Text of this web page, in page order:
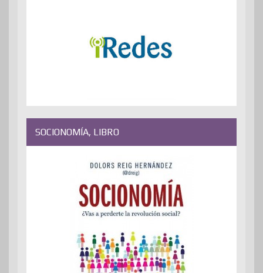
SOCIONOMÍA, LIBRO